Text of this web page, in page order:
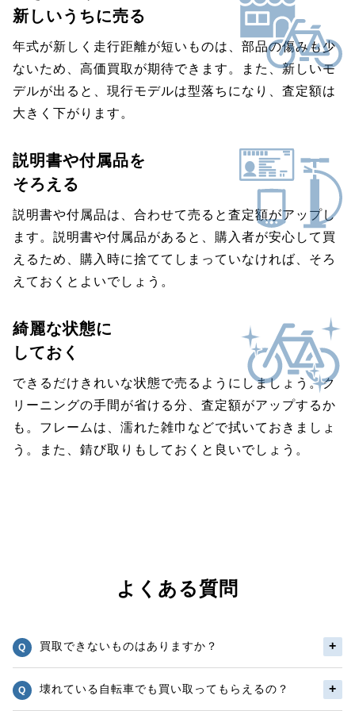
新しいうちに売る
年式が新しく走行距離が短いものは、部品の傷みも少
ないため、高価買取が期待できます。また、新しいモ
デルが出ると、現行モデルは型落ちになり、査定額は
大きく下がります。
説明書や付属品を
そろえる
説明書や付属品は、合わせて売ると査定額がアップし
ます。説明書や付属品があると、購入者が安心して買
えるため、購入時に捨ててしまっていなければ、そろ
えておくとよいでしょう。
綺麗な状態に
しておく
できるだけきれいな状態で売るようにしましょう。ク
リーニングの手間が省ける分、査定額がアップするか
も。フレームは、濡れた雑巾などで拭いておきましょ
う。また、錆び取りもしておくと良いでしょう。
よくある質問
買取できないものはありますか？
壊れている自転車でも買い取ってもらえるの？